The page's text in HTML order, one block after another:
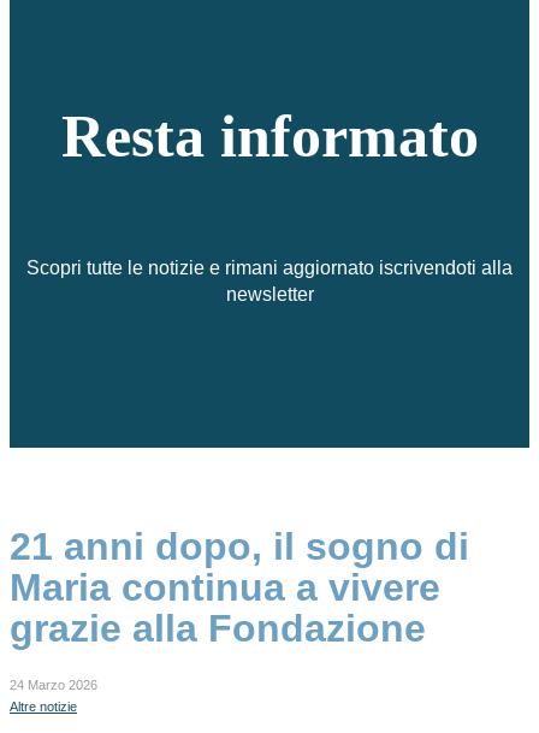
Resta informato
Scopri tutte le notizie e rimani aggiornato iscrivendoti alla
newsletter
21 anni dopo, il sogno di
Maria continua a vivere
grazie alla Fondazione
24 Marzo 2026
Altre notizie